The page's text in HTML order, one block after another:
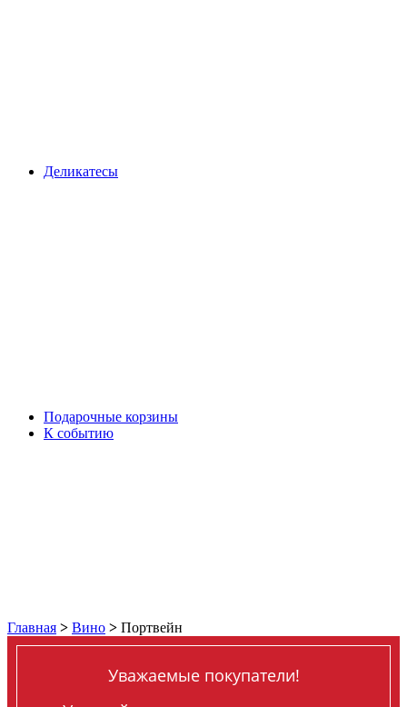
Деликатесы
Подарочные корзины
К событию
Главная > Вино > Портвейн
Уважаемые покупатели!